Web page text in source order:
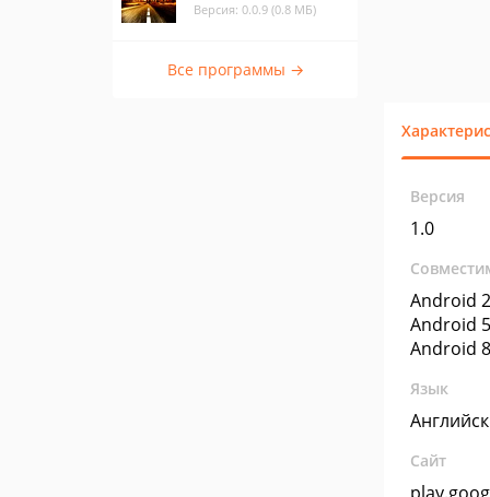
Версия: 0.0.9 (0.8 МБ)
Все программы →
Версия
1.0
Android
Android
Android
Язык
Сайт